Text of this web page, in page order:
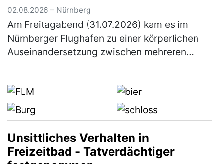
02.08.2026 – Nürnberg
Am Freitagabend (31.07.2026) kam es im
Nürnberger Flughafen zu einer körperlichen
Auseinandersetzung zwischen mehreren
(mehr)
Unsittliches Verhalten in
Freizeitbad - Tatverdächtiger